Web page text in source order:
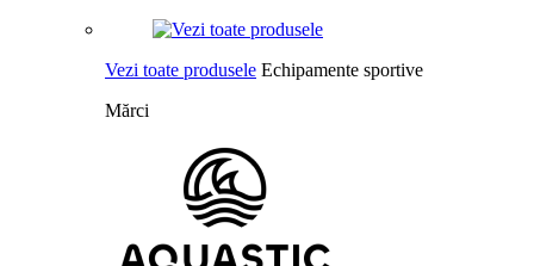
Vezi toate produsele Echipamente sportive
Mărci